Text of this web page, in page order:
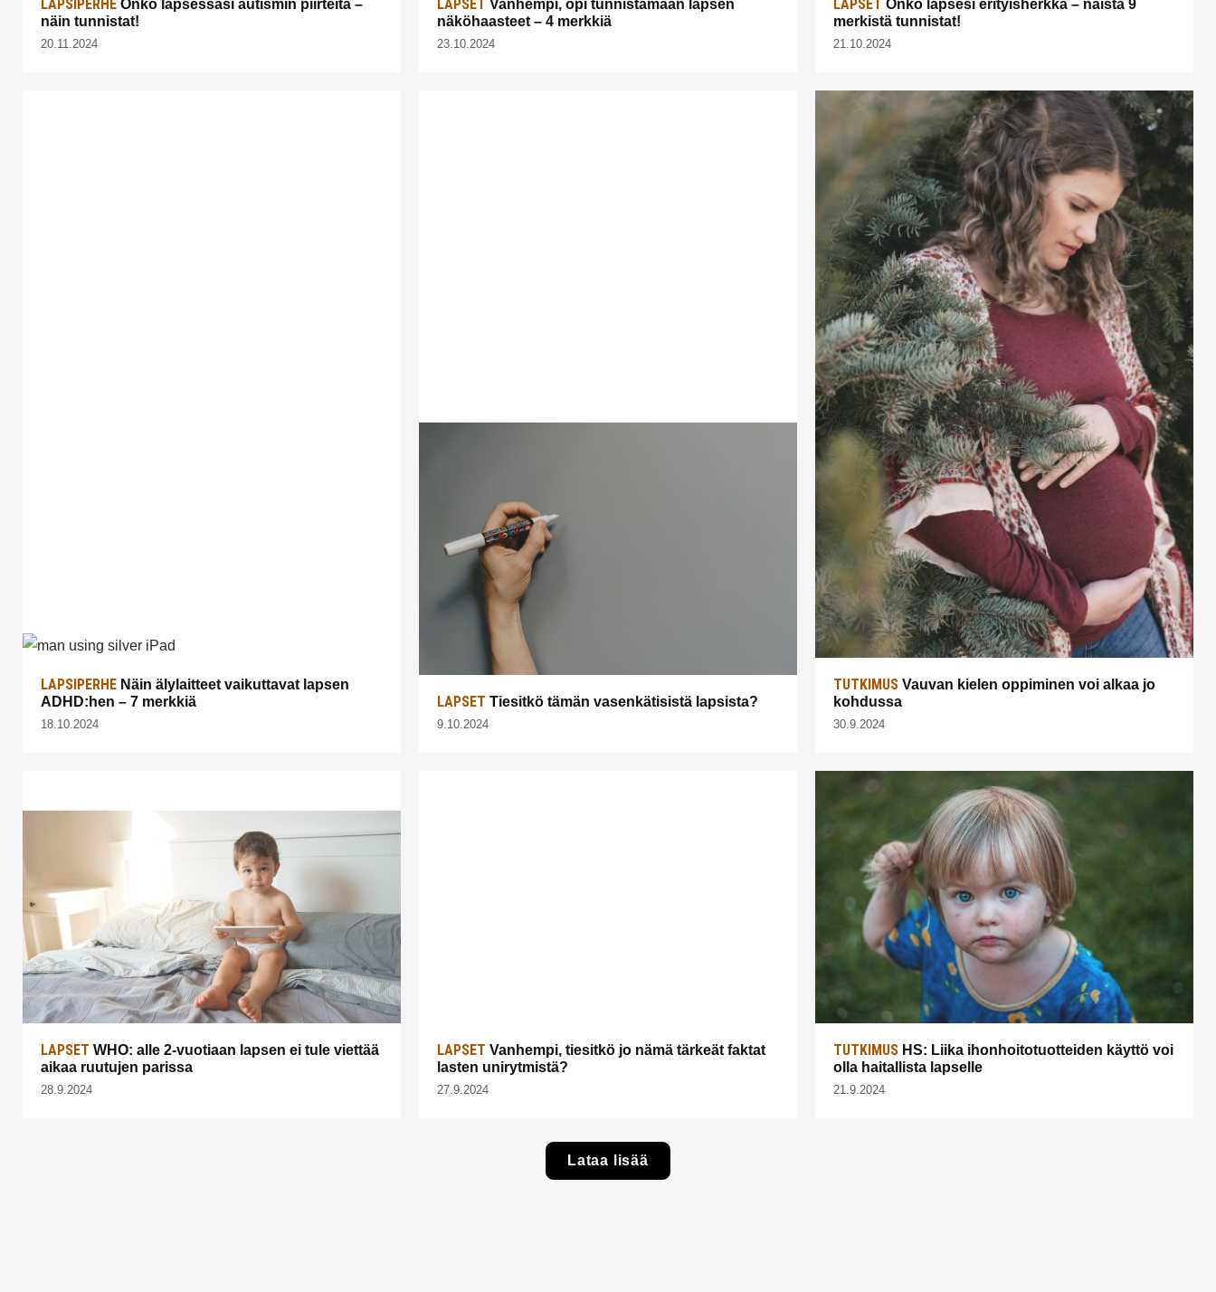
LAPSIPERHE Onko lapsessasi autismin piirteitä –
näin tunnistat!
20.11.2024
LAPSET Vanhempi, opi tunnistamaan lapsen
näköhaasteet – 4 merkkiä
23.10.2024
LAPSET Onko lapsesi erityisherkkä – näistä 9
merkistä tunnistat!
21.10.2024
LAPSIPERHE Näin älylaitteet vaikuttavat lapsen
ADHD:hen – 7 merkkiä
18.10.2024
LAPSET Tiesitkö tämän vasenkätisistä lapsista?
9.10.2024
TUTKIMUS Vauvan kielen oppiminen voi alkaa jo
kohdussa
30.9.2024
LAPSET WHO: alle 2-vuotiaan lapsen ei tule viettää
aikaa ruutujen parissa
28.9.2024
LAPSET Vanhempi, tiesitkö jo nämä tärkeät faktat
lasten unirytmistä?
27.9.2024
TUTKIMUS HS: Liika ihonhoitotuotteiden käyttö voi
olla haitallista lapselle
21.9.2024
Lataa lisää